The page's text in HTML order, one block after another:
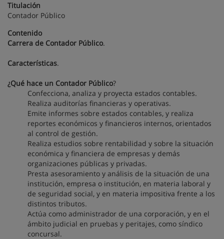
Titulación
Contador Público
Contenido
Carrera de Contador Público.
Características.
¿Qué hace un Contador Público?
Confecciona, analiza y proyecta estados contables.
Realiza auditorías financieras y operativas.
Emite informes sobre estados contables, y realiza
reportes económicos y financieros internos, orientados
al control de gestión.
Realiza estudios sobre rentabilidad y sobre la situación
económica y financiera de empresas y demás
organizaciones públicas y privadas.
Presta asesoramiento y análisis de la situación de una
institución, empresa o institución, en materia laboral y
de seguridad social, y en materia impositiva frente a los
distintos tributos.
Actúa como administrador de una corporación, y en el
ámbito judicial en pruebas y peritajes, como síndico
concursal.